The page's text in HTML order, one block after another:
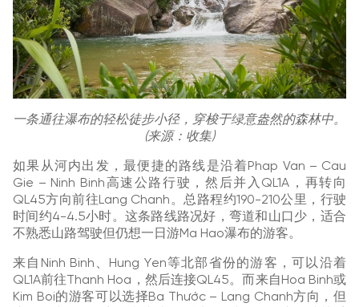
一条通往瀑布的轻松徒步小径，穿梭于绿意盎然的森林中。
(来源：收集)
如果从河内出发，最便捷的路线是沿着Phap Van – Cau
Gie – Ninh Binh高速公路行驶，然后并入QL1A，再转向
QL45方向前往Lang Chanh。总路程约190-210公里，行驶
时间约4-4.5小时。这条路线路况好，弯道和山口少，适合
不熟悉山路驾驶但仍想一日游Ma Hao瀑布的游客。
来自Ninh Binh、Hung Yen等北部省份的游客，可以沿着
QL1A前往Thanh Hoa，然后连接QL45。而来自Hoa Binh或
Kim Boi的游客可以选择Ba Thước – Lang Chanh方向，但